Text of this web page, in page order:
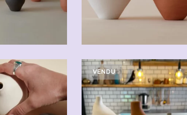
VENDU